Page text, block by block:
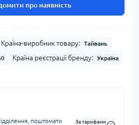
про наявність
Країна-виробник товару: Тайвань
Країна реєстрації бренду: Україна
поштомати
За тарифами